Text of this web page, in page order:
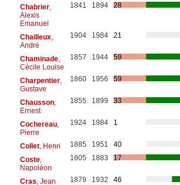
Chabrier,
Alexis
Emanuel
1841 1894 28
Chailleux,
André
1904 1984 21
Chaminade,
Cécile Louise
1857 1944 59
Charpentier,
Gustave
1860 1956 59
Chausson,
Ernest
1855 1899 33
Cochereau,
Pierre
1924 1984 1
Collet, Henri 1885 1951
40
Coste,
Napoléon
1805 1883 17
Cras , Jean 1879 1932 46